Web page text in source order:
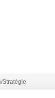
Stratégie